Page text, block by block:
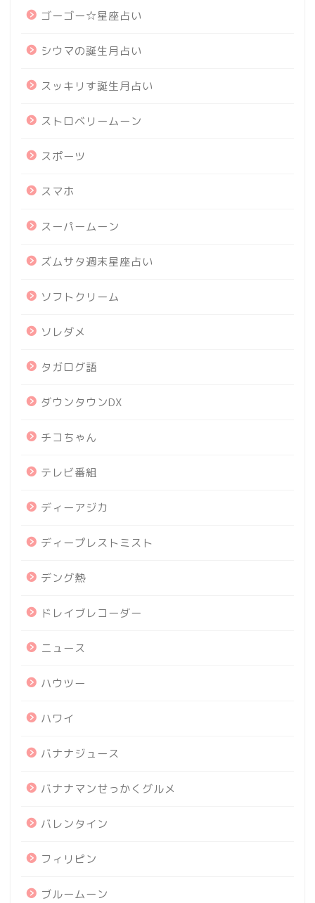
ゴーゴー☆星座占い
シウマの誕生月占い
スッキリす誕生月占い
ストロベリームーン
スポーツ
スマホ
スーパームーン
ズムサタ週末星座占い
ソフトクリーム
ソレダメ
タガログ語
ダウンタウンDX
チコちゃん
テレビ番組
ディーアジカ
ディープレストミスト
デング熱
ドレイブレコーダー
ニュース
ハウツー
ハワイ
バナナジュース
バナナマンせっかくグルメ
バレンタイン
フィリピン
ブルームーン